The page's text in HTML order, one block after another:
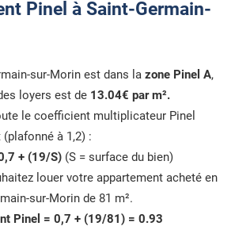
Pinel à Saint-Germain-
sur-Morin est dans la zone Pinel A,
loyers est de 13.04€ par m².
le coefficient multiplicateur Pinel
à 1,2) :
+ (19/S) (S = surface du bien)
louer votre appartement acheté en
sur-Morin de 81 m².
Pinel = 0,7 + (19/81) = 0.93